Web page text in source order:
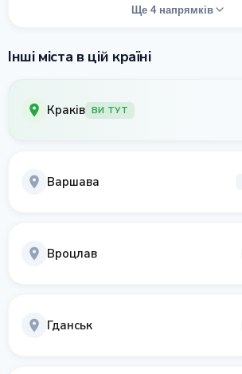
Ще 4 напрямків
Інші міста в цій країні
Краків ВИ ТУТ
Варшава
Вроцлав
Гданськ